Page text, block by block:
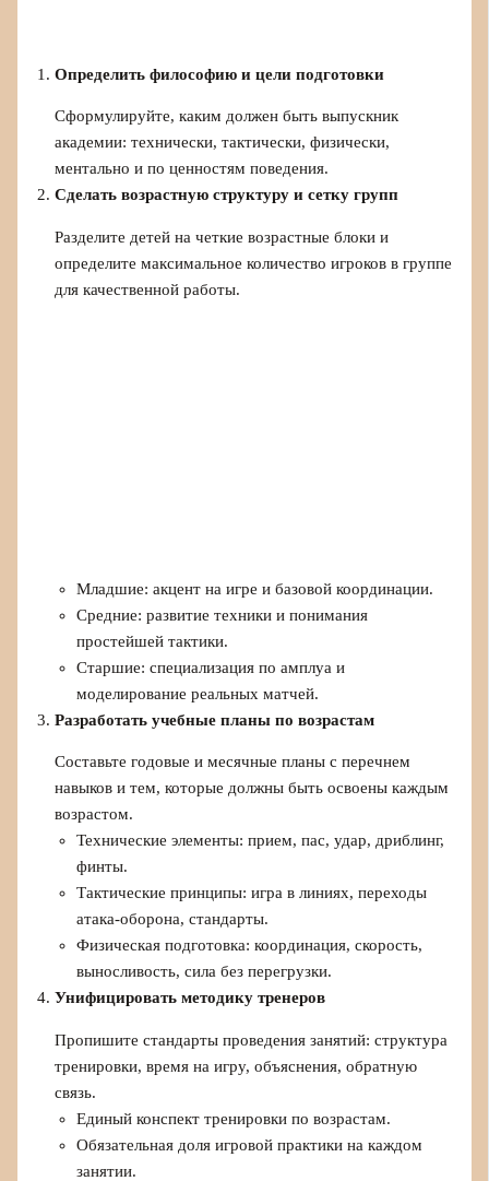
Определить философию и цели подготовки
Сформулируйте, каким должен быть выпускник
академии: технически, тактически, физически,
ментально и по ценностям поведения.
Сделать возрастную структуру и сетку групп
Разделите детей на четкие возрастные блоки и
определите максимальное количество игроков в группе
для качественной работы.
Младшие: акцент на игре и базовой координации.
Средние: развитие техники и понимания
простейшей тактики.
Старшие: специализация по амплуа и
моделирование реальных матчей.
Разработать учебные планы по возрастам
Составьте годовые и месячные планы с перечнем
навыков и тем, которые должны быть освоены каждым
возрастом.
Технические элементы: прием, пас, удар, дриблинг,
финты.
Тактические принципы: игра в линиях, переходы
атака-оборона, стандарты.
Физическая подготовка: координация, скорость,
выносливость, сила без перегрузки.
Унифицировать методику тренеров
Пропишите стандарты проведения занятий: структура
тренировки, время на игру, объяснения, обратную
связь.
Единый конспект тренировки по возрастам.
Обязательная доля игровой практики на каждом
занятии.